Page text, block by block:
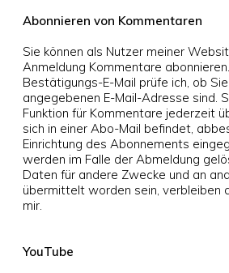
Abonnieren von Kommentaren
Sie können als Nutzer meiner
Anmeldung Kommentare
Bestätigungs-E-Mail prüfe ich, ob
angegebenen E-Mail-Adresse sind.
Funktion für Kommentare jederzeit
sich in einer Abo-Mail befindet,
Einrichtung des Abonnements
werden im Falle der Abmeldung
Daten für andere Zwecke und an
übermittelt worden sein, verbleiben
mir.
YouTube